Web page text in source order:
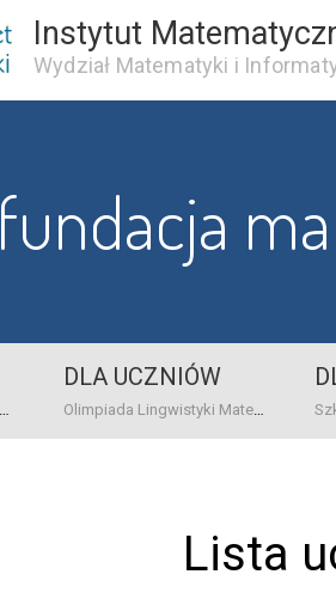
Instytut
Wydział Matematyki i
fundacja
dane bankowo-adresowe kontakt
DLA UCZNIÓW
Olimpiada Lingwistyki Matematycznej
Lista